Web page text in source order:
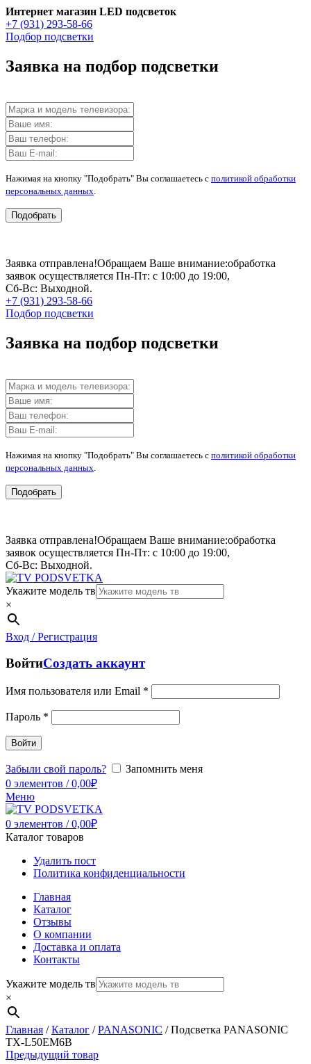
Интернет магазин LED подсветок
+7 (931) 293-58-66
Подбор подсветки
Заявка на подбор подсветки
Нажимая на кнопку "Подобрать" Вы соглашаетесь с политикой обработки
персональных данных
Подобрать
Заявка отправлена!Обращаем Ваше внимание:обработка
заявок осуществляется Пн-Пт: с 10:00 до 19:00,
Сб-Вс: Выходной.
+7 (931) 293-58-66
Подбор подсветки
Заявка на подбор подсветки
Нажимая на кнопку "Подобрать" Вы соглашаетесь с политикой обработки
персональных данных
Подобрать
Заявка отправлена!Обращаем Ваше внимание:обработка
заявок осуществляется Пн-Пт: с 10:00 до 19:00,
Сб-Вс: Выходной.
Укажите модель тв
×
Вход / Регистрация
ВойтиСоздать аккаунт
Имя пользователя или Email *
Пароль *
Войти
Забыли свой пароль?
Запомнить меня
0 элементов / 0,00₽
Меню
0 элементов / 0,00₽
Каталог товаров
Удалить пост
Политика конфиденциальности
Главная
Каталог
Отзывы
О компании
Доставка и оплата
Контакты
Укажите модель тв
×
Главная /Каталог /PANASONIC /Подсветка PANASONIC
TX-L50EM6B
Предыдущий товар